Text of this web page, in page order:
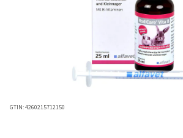
GTIN:4260215712150